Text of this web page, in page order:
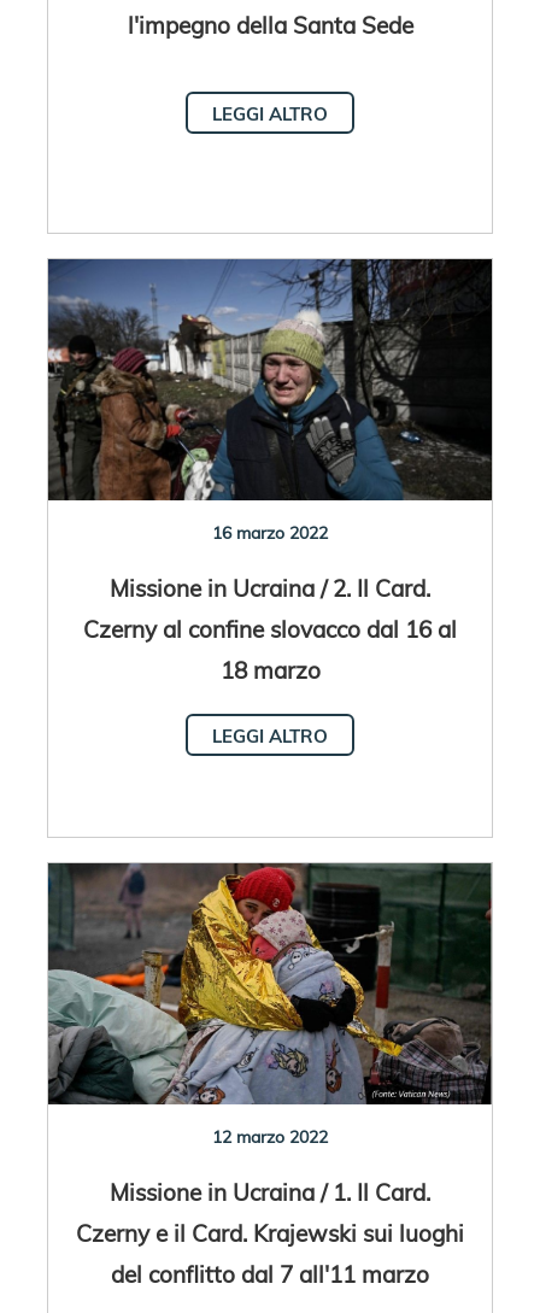
l'impegno della Santa Sede
LEGGI ALTRO
16 marzo 2022
Missione in Ucraina / 2. Il Card.
Czerny al confine slovacco dal 16 al
18 marzo
LEGGI ALTRO
12 marzo 2022
Missione in Ucraina / 1. Il Card.
Czerny e il Card. Krajewski sui luoghi
del conflitto dal 7 all'11 marzo